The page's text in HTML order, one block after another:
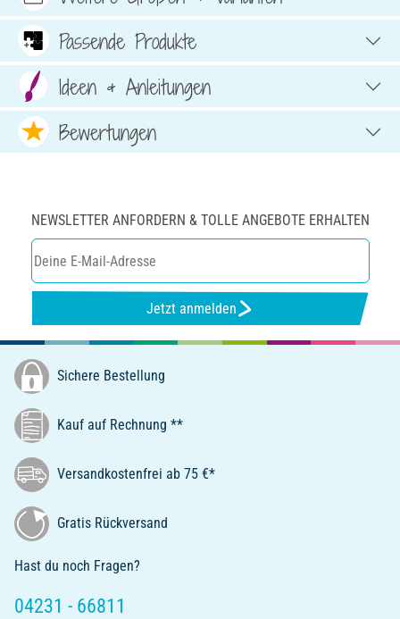
Passende Produkte
Ideen & Anleitungen
Bewertungen
NEWSLETTER ANFORDERN & TOLLE ANGEBOTE ERHALTEN
Jetzt anmelden
Sichere Bestellung
Kauf auf Rechnung **
Versandkostenfrei ab 75 €*
Gratis Rückversand
Hast du noch Fragen?
04231 - 66811